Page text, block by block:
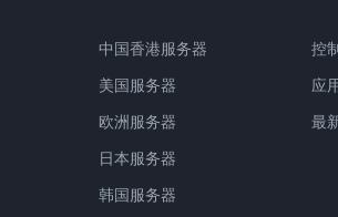
中国香港服务器
美国服务器
欧洲服务器
日本服务器
韩国服务器
控
应
最